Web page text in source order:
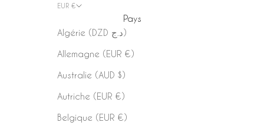
EUR €
Pays
Algérie (DZD د.ج)
Allemagne (EUR €)
Australie (AUD $)
Autriche (EUR €)
Belgique (EUR €)